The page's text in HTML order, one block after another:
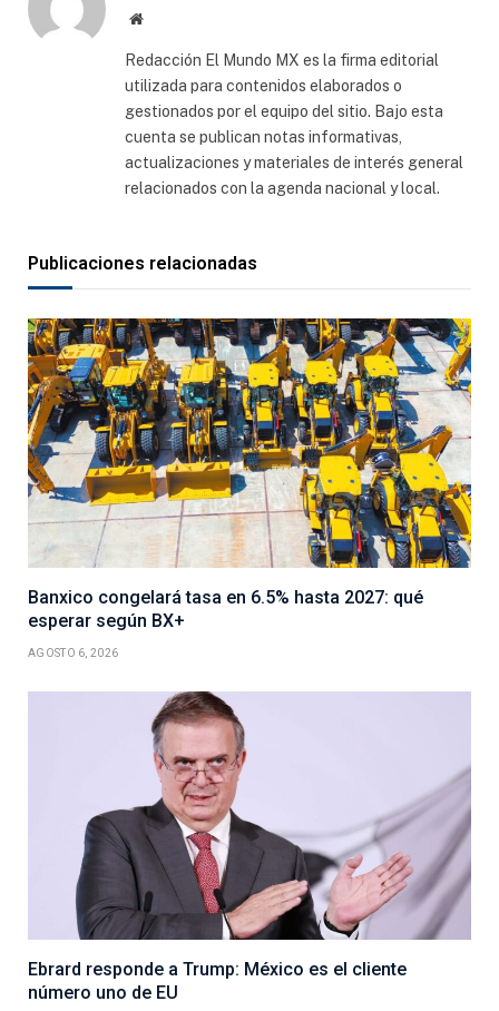
Sitio
Redacción El Mundo MX es la firma editorial
utilizada para contenidos elaborados o
gestionados por el equipo del sitio. Bajo esta
cuenta se publican notas informativas,
actualizaciones y materiales de interés general
relacionados con la agenda nacional y local.
Publicaciones relacionadas
Banxico congelará tasa en 6.5% hasta 2027: qué
esperar según BX+
AGOSTO 6, 2026
Ebrard responde a Trump: México es el cliente
número uno de EU